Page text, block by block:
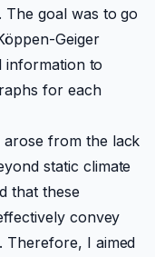
The goal was to go
Geiger
information to
for each
arose from the lack
static climate
that these
convey
Therefore, I aimed